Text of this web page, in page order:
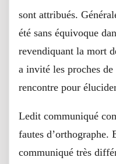
sont attribués.
été sans équivoque
revendiquant la mort
a invité les proches
rencontre pour
Ledit communiqué
fautes d’orthographe.
communiqué très